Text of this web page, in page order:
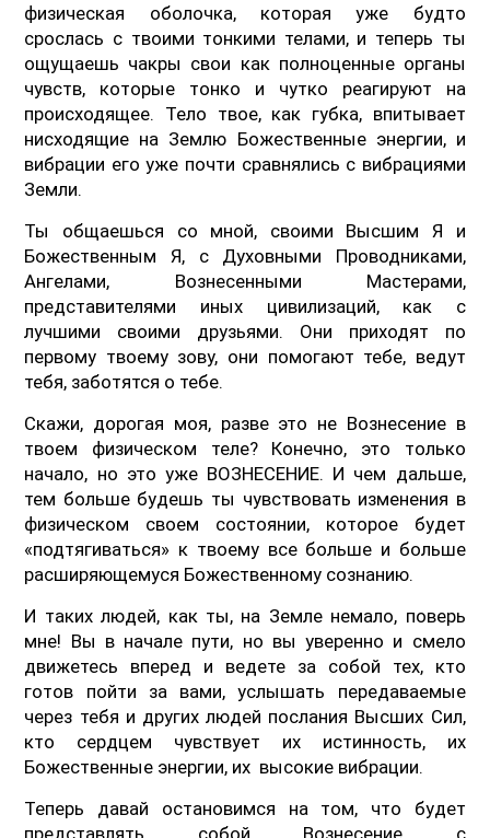
физическая оболочка, которая уже будто
срослась с твоими тонкими телами, и теперь ты
ощущаешь чакры свои как полноценные органы
чувств, которые тонко и чутко реагируют на
происходящее. Тело твое, как губка, впитывает
нисходящие на Землю Божественные энергии, и
вибрации его уже почти сравнялись с вибрациями
Земли.
Ты общаешься со мной, своими Высшим Я и
Божественным Я, с Духовными Проводниками,
Ангелами, Вознесенными Мастерами,
представителями иных цивилизаций, как с
лучшими своими друзьями. Они приходят по
первому твоему зову, они помогают тебе, ведут
тебя, заботятся о тебе.
Скажи, дорогая моя, разве это не Вознесение в
твоем физическом теле? Конечно, это только
начало, но это уже ВОЗНЕСЕНИЕ. И чем дальше,
тем больше будешь ты чувствовать изменения в
физическом своем состоянии, которое будет
«подтягиваться» к твоему все больше и больше
расширяющемуся Божественному сознанию.
И таких людей, как ты, на Земле немало, поверь
мне! Вы в начале пути, но вы уверенно и смело
движетесь вперед и ведете за собой тех, кто
готов пойти за вами, услышать передаваемые
через тебя и других людей послания Высших Сил,
кто сердцем чувствует их истинность, их
Божественные энергии, их высокие вибрации.
Теперь давай остановимся на том, что будет
представлять собой Вознесение с